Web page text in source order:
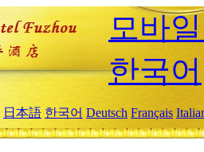
모바
한국어
日本語 한국어 Deutsch Français